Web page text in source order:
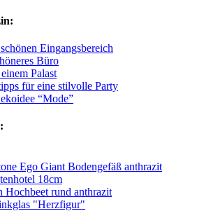
Eingangsbereich
Büro
Palast
für eine stilvolle Party
“Mode”
Ego Giant Bodengefäß anthrazit
18cm
Hochbeet rund anthrazit
"Herzfigur"